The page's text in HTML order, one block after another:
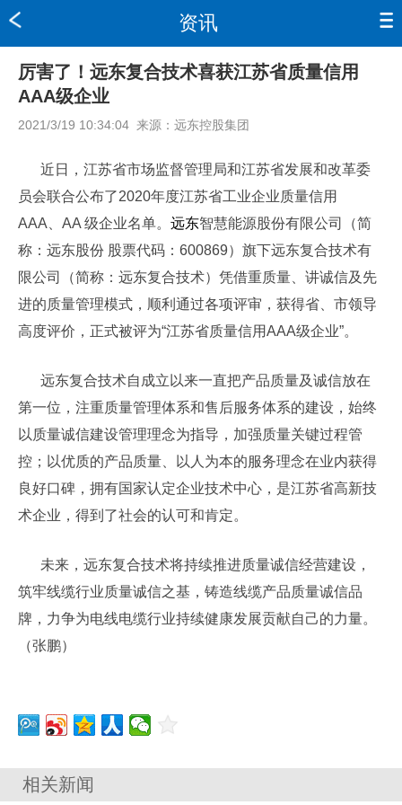
资讯
厉害了！远东复合技术喜获江苏省质量信用
AAA级企业
2021/3/19 10:34:04 来源： 远东控股集团
近日，江苏省市场监督管理局和江苏省发展和改革委
员会联合公布了2020年度江苏省工业企业质量信用
AAA、AA 级企业名单。 远东智慧能源股份有限公司（简
称：远东股份 股票代码：600869）旗下远东复合技术有
限公司（简称：远东复合技术）凭借重质量、讲诚信及先
进的质量管理模式，顺利通过各项评审，获得省、市领导
高度评价，正式被评为“江苏省质量信用AAA级企业”。
远东复合技术自成立以来一直把产品质量及诚信放在
第一位，注重质量管理体系和售后服务体系的建设，始终
以质量诚信建设管理理念为指导，加强质量关键过程管
控；以优质的产品质量、以人为本的服务理念在业内获得
良好口碑，拥有国家认定企业技术中心，是江苏省高新技
术企业，得到了社会的认可和肯定。
未来，远东复合技术将持续推进质量诚信经营建设，
筑牢线缆行业质量诚信之基，铸造线缆产品质量诚信品
牌，力争为电线电缆行业持续健康发展贡献自己的力量。
（张鹏）
相关新闻